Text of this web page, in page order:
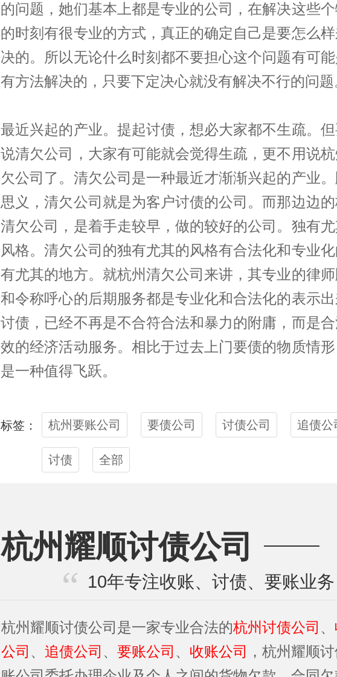
的问题，她们基本上都是专业的公司，在解决这些
的时刻有很专业的方式，真正的确定自己是要怎么
决的。所以无论什么时刻都不要担心这个问题有可
有方法解决的，只要下定决心就没有解决不行的问题
最近兴起的产业。提起讨债 ，想必大家都不生疏。
说清欠公司，大家有可能就会觉得生疏，更不用说
欠公司了。清欠公司是一种最近才渐渐兴起的产业。
思义，清欠公司就是为客户讨债的公司。而那边边的
清欠公司，是着手走较早，做的较好的公司。独有
风格。清欠公司的独有尤其的风格有合法化和专业
有尤其的地方。就杭州清欠公司来讲，其专业的律
和令称呼心的后期服务都是专业化和合法化的表示出
讨债，已经不再是不合符合法和暴力的附庸，而是
效的经济活动服务。相比于过去上门要债的物质情
是一种值得飞跃。
标签： 杭州要账公司 要债公司 讨债公司 追债公
讨债 全部
杭州耀顺讨债公司
10年专注收账、讨债、要账业务
杭州耀顺讨债公司是一家专业合法的杭州讨债公司 、
公司 、 追债公司 、 要账公司 、 收账公司 ，杭州耀顺